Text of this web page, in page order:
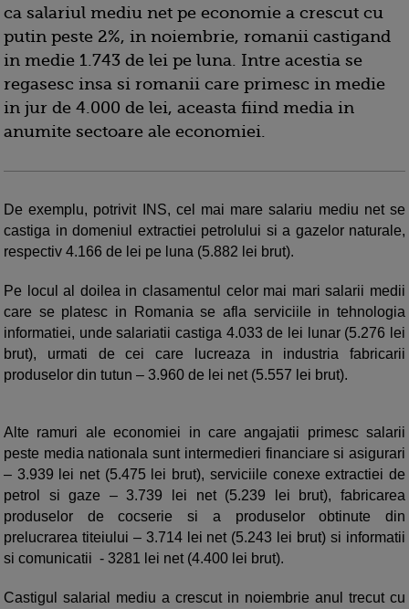
ca salariul mediu net pe economie a crescut cu
putin peste 2%, in noiembrie, romanii castigand
in medie 1.743 de lei pe luna. Intre acestia se
regasesc insa si romanii care primesc in medie
in jur de 4.000 de lei, aceasta fiind media in
anumite sectoare ale economiei.
De exemplu, potrivit INS, cel mai mare salariu mediu net se
castiga in domeniul extractiei petrolului si a gazelor naturale,
respectiv 4.166 de lei pe luna (5.882 lei brut).
Pe locul al doilea in clasamentul celor mai mari salarii medii
care se platesc in Romania se afla serviciile in tehnologia
informatiei, unde salariatii castiga 4.033 de lei lunar (5.276 lei
brut), urmati de cei care lucreaza in industria fabricarii
produselor din tutun – 3.960 de lei net (5.557 lei brut).
Alte ramuri ale economiei in care angajatii primesc salarii
peste media nationala sunt intermedieri financiare si asigurari
– 3.939 lei net (5.475 lei brut), serviciile conexe extractiei de
petrol si gaze – 3.739 lei net (5.239 lei brut), fabricarea
produselor de cocserie si a produselor obtinute din
prelucrarea titeiului – 3.714 lei net (5.243 lei brut) si informatii
si comunicatii - 3281 lei net (4.400 lei brut).
Castigul salarial mediu a crescut in noiembrie anul trecut cu